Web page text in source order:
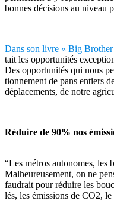
bonnes dé­ci­sions au ni­veau
Dans son livre « Big
tait les op­por­tu­ni­tés
Des opportunités qui nous
tion­ne­ment de pans en­tiers
dé­pla­ce­ments, de notre
Réduire de 90% nos
“Les mé­tros au­to­nomes, les
Mal­heu­reu­se­ment, on ne
fau­drait pour ré­duire les
lés, les émis­sions de CO2,